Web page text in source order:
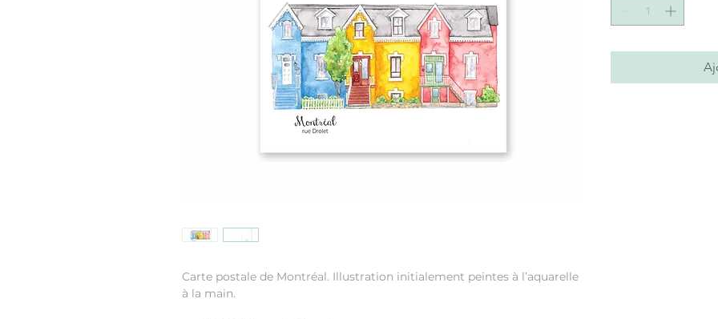
Carte postale de Montréal. Illustration initialement peintes à l’aquarelle
à la main.